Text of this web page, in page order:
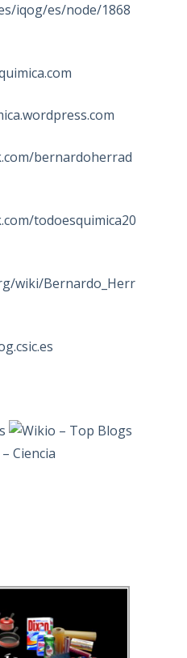
iqog/es/node/1868
bernardoherrad
todoesquimica20
wiki/Bernardo_Herr